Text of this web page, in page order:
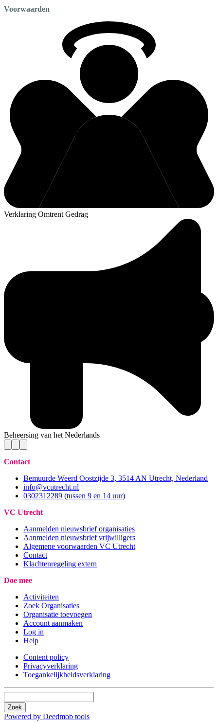
Voorwaarden
Verklaring Omtrent Gedrag
Beheersing van het Nederlands
Contact
Bemuurde Weerd Oostzijde 3, 3514 AN Utrecht, Nederland
info@vcutrecht.nl
0302312289 (tussen 9 en 14 uur)
VC Utrecht
Aanmelden nieuwsbrief organisaties
Aanmelden nieuwsbrief vrijwilligers
Algemene voorwaarden VC Utrecht
Contact
Klachtenregeling extern
Doe mee
Activiteiten
Zoek Organisaties
Organisatie toevoegen
Account aanmaken
Log in
Help
Content policy
Privacyverklaring
Toegankelijkheidsverklaring
Zoek
Powered by Deedmob tools